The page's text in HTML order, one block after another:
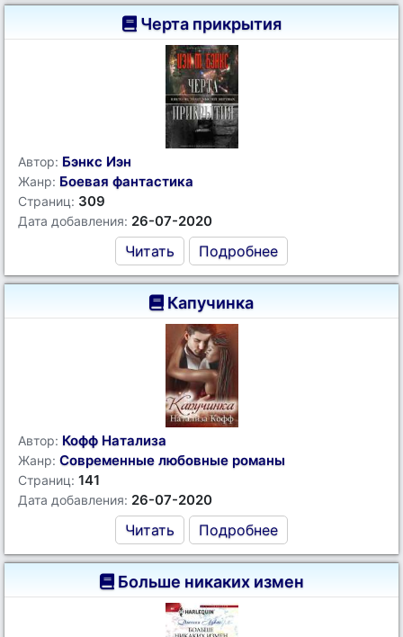
Черта прикрытия
Автор: Бэнкс Иэн
Жанр: Боевая фантастика
Страниц: 309
Дата добавления: 26-07-2020
Читать Подробнее
Капучинка
Автор: Кофф Натализа
Жанр: Современные любовные романы
Страниц: 141
Дата добавления: 26-07-2020
Читать Подробнее
Больше никаких измен